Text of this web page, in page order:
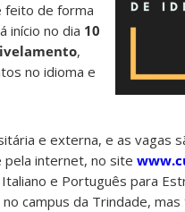
feito de forma
início no dia 10
,
no idioma e
e externa, e as vagas
pela internet, no site
e Português para
campus da Trindade,